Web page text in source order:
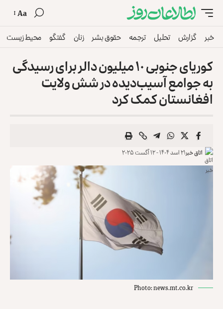
Aa
خبر گزارش تحلیل ترجمه حقوق بشر زنان گفتگو محیط زیست
کوریای جنوبی ۱۰ میلیون دالر برای رسیدگی
به جوامع آسیب‌دیده در شش ولایت
افغانستان کمک کرد
اتاق خبر۲۱ اسد ۱۴۰۴ - ۱۲ آگست ۲۰۲۵
Photo: news.mt.co.kr